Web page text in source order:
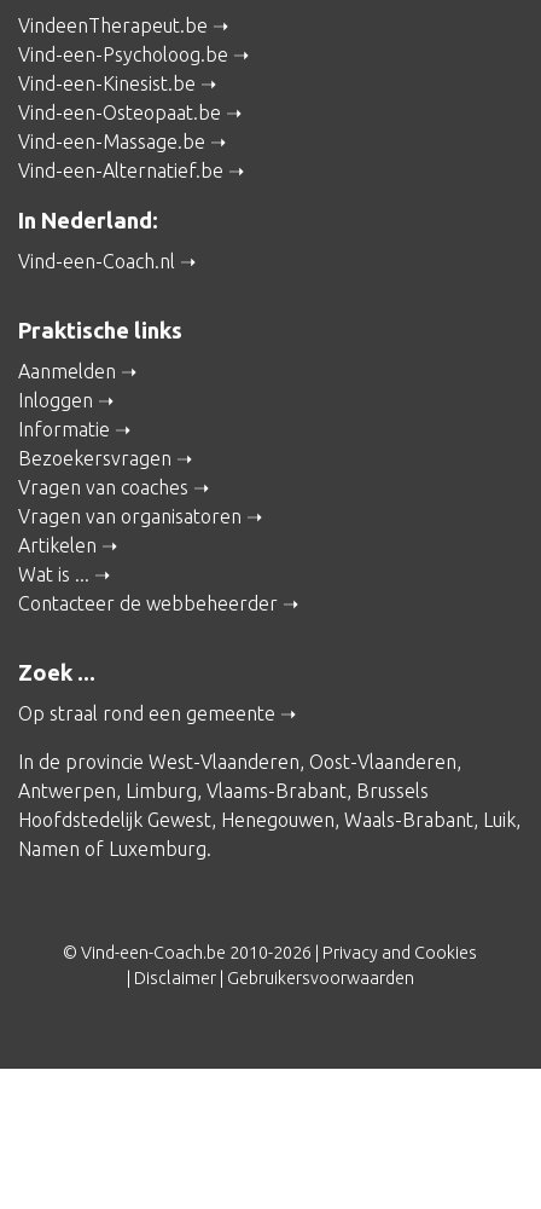
VindeenTherapeut.be
Vind-een-Psycholoog.be
Vind-een-Kinesist.be
Vind-een-Osteopaat.be
Vind-een-Massage.be
Vind-een-Alternatief.be
In Nederland:
Vind-een-Coach.nl
Praktische links
Aanmelden
Inloggen
Informatie
Bezoekersvragen
Vragen van coaches
Vragen van organisatoren
Artikelen
Wat is ...
Contacteer de webbeheerder
Zoek ...
Op straal rond een gemeente
In de provincie West-Vlaanderen, Oost-Vlaanderen,
Antwerpen, Limburg, Vlaams-Brabant, Brussels
Hoofdstedelijk Gewest, Henegouwen, Waals-Brabant, Luik,
Namen of Luxemburg.
© Vind-een-Coach.be 2010-2026 | Privacy and Cookies
Disclaimer| Gebruikersvoorwaarden